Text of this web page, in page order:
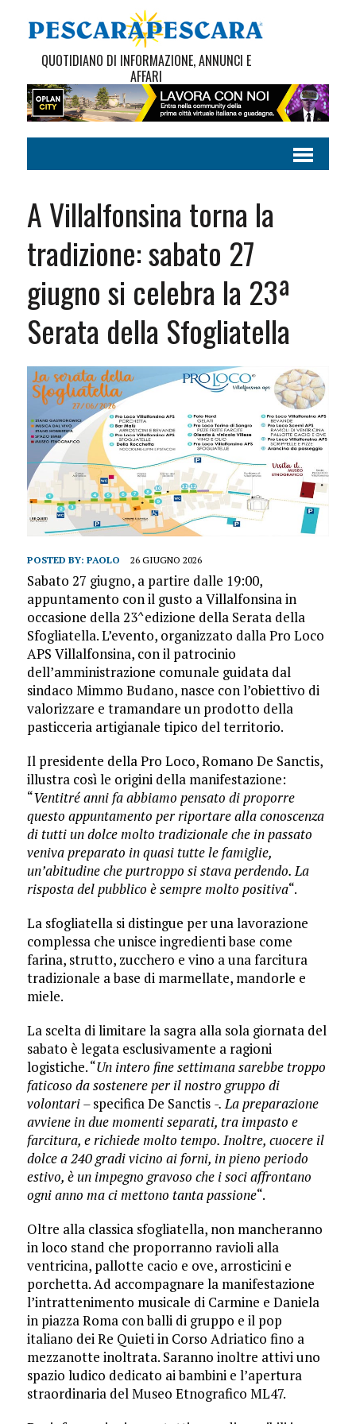
QUOTIDIANO DI INFORMAZIONE, ANNUNCI E
AFFARI
A Villalfonsina torna la
tradizione: sabato 27
giugno si celebra la 23ª
Serata della Sfogliatella
POSTED BY: PAOLO 26 GIUGNO 2026
Sabato 27 giugno, a partire dalle 19:00,
appuntamento con il gusto a Villalfonsina in
occasione della 23^edizione della Serata della
Sfogliatella. L’evento, organizzato dalla Pro Loco
APS Villalfonsina, con il patrocinio
dell’amministrazione comunale guidata dal
sindaco Mimmo Budano, nasce con l’obiettivo di
valorizzare e tramandare un prodotto della
pasticceria artigianale tipico del territorio.
Il presidente della Pro Loco, Romano De Sanctis,
illustra così le origini della manifestazione:
“Ventitré anni fa abbiamo pensato di proporre
questo appuntamento per riportare alla conoscenza
di tutti un dolce molto tradizionale che in passato
veniva preparato in quasi tutte le famiglie,
un’abitudine che purtroppo si stava perdendo. La
risposta del pubblico è sempre molto positiva“.
La sfogliatella si distingue per una lavorazione
complessa che unisce ingredienti base come
farina, strutto, zucchero e vino a una farcitura
tradizionale a base di marmellate, mandorle e
miele.
La scelta di limitare la sagra alla sola giornata del
sabato è legata esclusivamente a ragioni
logistiche. “Un intero fine settimana sarebbe troppo
faticoso da sostenere per il nostro gruppo di
volontari –specifica De Sanctis -. La preparazione
avviene in due momenti separati, tra impasto e
farcitura, e richiede molto tempo. Inoltre, cuocere il
dolce a 240 gradi vicino ai forni, in pieno periodo
estivo, è un impegno gravoso che i soci affrontano
ogni anno ma ci mettono tanta passione“.
Oltre alla classica sfogliatella, non mancheranno
in loco stand che proporranno ravioli alla
ventricina, pallotte cacio e ove, arrosticini e
porchetta. Ad accompagnare la manifestazione
l’intrattenimento musicale di Carmine e Daniela
in piazza Roma con balli di gruppo e il pop
italiano dei Re Quieti in Corso Adriatico fino a
mezzanotte inoltrata. Saranno inoltre attivi uno
spazio ludico dedicato ai bambini e l’apertura
straordinaria del Museo Etnografico ML47.